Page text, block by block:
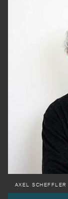
AXEL SCHEFFLER